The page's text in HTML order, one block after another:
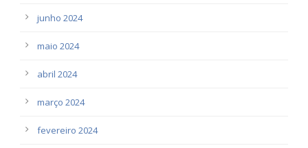
junho 2024
maio 2024
abril 2024
março 2024
fevereiro 2024